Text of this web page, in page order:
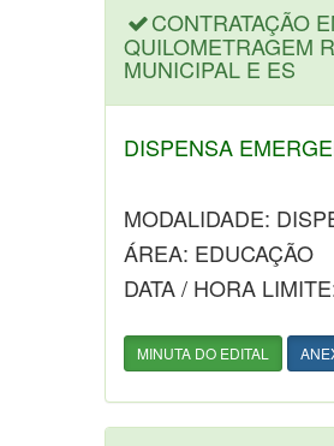
CONTRATAÇÃO
QUILOMETRAGEM
MUNICIPAL E ES
DISPENSA
MODALIDADE:
ÁREA: EDUCAÇÃO
DATA / HORA
MINUTA DO EDITAL